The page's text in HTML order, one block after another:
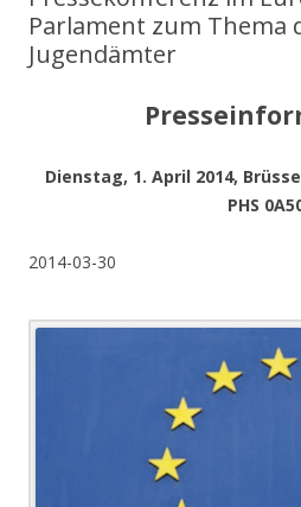
Parlament zum Thema
Jugendämter
Dienstag, 1. April 2014,
PHS
2014-03-30